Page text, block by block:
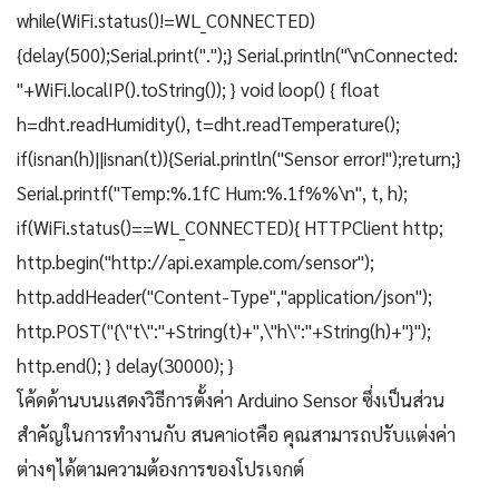
while(WiFi.status()!=WL_CONNECTED)
{delay(500);Serial.print(".");} Serial.println("\nConnected:
"+WiFi.localIP().toString()); } void loop() { float
h=dht.readHumidity(), t=dht.readTemperature();
if(isnan(h)||isnan(t)){Serial.println("Sensor error!");return;}
Serial.printf("Temp:%.1fC Hum:%.1f%%\n", t, h);
if(WiFi.status()==WL_CONNECTED){ HTTPClient http;
http.begin("http://api.example.com/sensor");
http.addHeader("Content-Type","application/json");
http.POST("{\"t\":"+String(t)+",\"h\":"+String(h)+"}");
http.end(); } delay(30000); }
โค้ดด้านบนแสดงวิธีการตั้งค่า Arduino Sensor ซึ่งเป็นส่วน
สำคัญในการทำงานกับ สนคาiotคือ คุณสามารถปรับแต่งค่า
ต่างๆได้ตามความต้องการของโปรเจกต์